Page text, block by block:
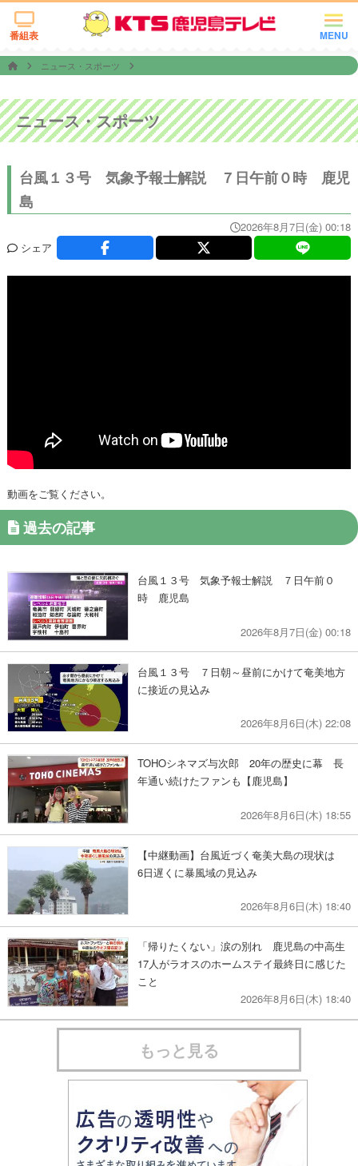
MENU
番組表
ニュース・スポーツ
ニュース・スポーツ
台風１３号 気象予報士解説 ７日午前０時 鹿児
島
2026年8月7日(金) 00:18
シェア
動画をご覧ください。
過去の記事
台風１３号 気象予報士解説 ７日午前０
時 鹿児島
2026年8月7日(金) 00:18
台風１３号 ７日朝～昼前にかけて奄美地方
に接近の見込み
2026年8月6日(木) 22:08
TOHOシネマズ与次郎 20年の歴史に幕 長
年通い続けたファンも【鹿児島】
2026年8月6日(木) 18:55
【中継動画】台風近づく奄美大島の現状は
6日遅くに暴風域の見込み
2026年8月6日(木) 18:40
「帰りたくない」涙の別れ 鹿児島の中高生
17人がラオスのホームステイ最終日に感じた
こと
2026年8月6日(木) 18:40
もっと見る